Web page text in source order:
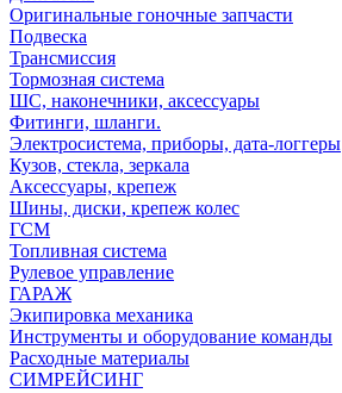
Оригинальные гоночные запчасти
Подвеска
Трансмиссия
Тормозная система
ШС, наконечники, аксессуары
Фитинги, шланги.
Электросистема, приборы, дата-логгеры
Кузов, стекла, зеркала
Аксессуары, крепеж
Шины, диски, крепеж колес
ГСМ
Топливная система
Рулевое управление
ГАРАЖ
Экипировка механика
Инструменты и оборудование команды
Расходные материалы
СИМРЕЙСИНГ